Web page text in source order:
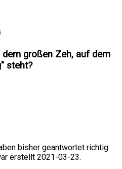
großen Zeh, auf dem
steht?
bisher geantwortet richtig
erstellt 2021-03-23.